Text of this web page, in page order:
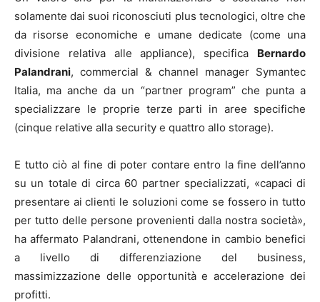
solamente dai suoi riconosciuti plus tecnologici, oltre che
da risorse economiche e umane dedicate (come una
divisione relativa alle appliance), specifica Bernardo
Palandrani, commercial & channel manager Symantec
Italia, ma anche da un “partner program” che punta a
specializzare le proprie terze parti in aree specifiche
(cinque relative alla security e quattro allo storage).
E tutto ciò al fine di poter contare entro la fine dell’anno
su un totale di circa 60 partner specializzati, «capaci di
presentare ai clienti le soluzioni come se fossero in tutto
per tutto delle persone provenienti dalla nostra società»,
ha affermato Palandrani, ottenendone in cambio benefici
a livello di differenziazione del business,
massimizzazione delle opportunità e accelerazione dei
profitti.